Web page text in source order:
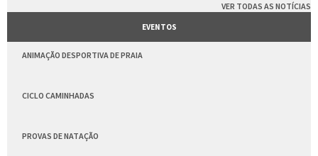
VER TODAS AS NOTÍCIAS
EVENTOS
ANIMAÇÃO DESPORTIVA DE PRAIA
CICLO CAMINHADAS
PROVAS DE NATAÇÃO